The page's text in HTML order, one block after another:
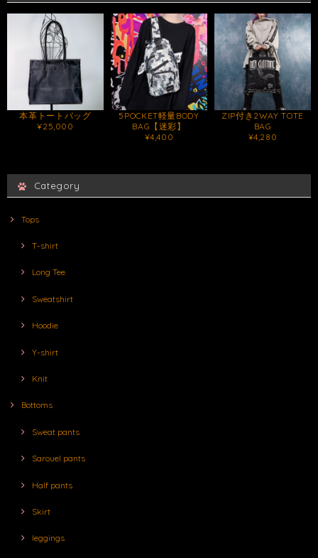
本革トートバッグ
¥25,000
5POCKET軽量BODY
BAG【迷彩】
¥4,400
ZIP付き2WAY TOTE
BAG
¥4,280
Category
Tops
T-shirt
Long Tee
Sweatshirt
Hoodie
Y-shirt
Knit
Bottoms
Sweat pants
Sarouel pants
Half pants
Skirt
leggings